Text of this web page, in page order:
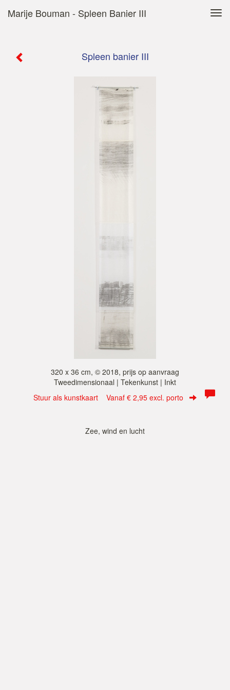
Marije Bouman - Spleen Banier III
Spleen banier III
320 x 36 cm, © 2018, prijs op aanvraag
Tweedimensionaal | Tekenkunst | Inkt
Stuur als kunstkaart Vanaf € 2,95 excl. porto
Zee, wind en lucht